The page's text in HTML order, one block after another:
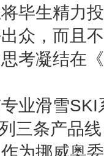
毕生精力
众，而且
考凝结在
业滑雪
三条产品